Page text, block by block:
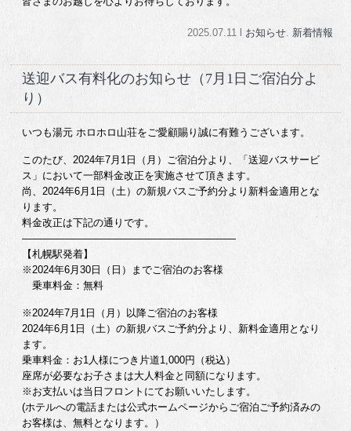
2025.07.11 l お知らせ. 新着情報
送迎バス有料化のお知らせ（7月1日ご宿泊分よ
り）
いつも湯元 ホロホロ山荘をご愛顧賜り誠に有難うございます。
このたび、2024年7月1日（月）ご宿泊分より、「送迎バスサービ
ス」において一部料金改正を実施させて頂きます。
尚、2024年6月1日（土）の新規バスご予約分より新料金適用とな
ります。
料金改正は下記の通りです。
—————————————————————
【札幌駅発着】
※2024年6月30日（日）までご宿泊のお客様
乗車料金：無料
※2024年7月1日（月）以降ご宿泊のお客様
2024年6月1日（土）の新規バスご予約分より、新料金適用となり
ます。
乗車料金：お1人様につき片道1,000円（税込）
座席が必要なお子さまは大人料金と同額になります。
※お支払いは当日フロントにてお願いいたします。
(ホテルへの電話または公式ホームページからご宿泊ご予約済みの
お客様は、無料となります。）